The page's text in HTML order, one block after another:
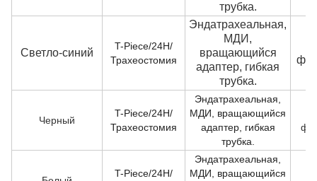
трубка.
Светло-синий
T-Piece/24H/
Трахеостомия
Эндатрахеальная,
МДИ,
вращающийся
адаптер, гибкая
трубка.
Черный
T-Piece/24H/
Трахеостомия
Эндатрахеальная,
МДИ, вращающийся
адаптер, гибкая
трубка.
T-Piece/24H/
Эндатрахеальная,
МДИ, вращающийся